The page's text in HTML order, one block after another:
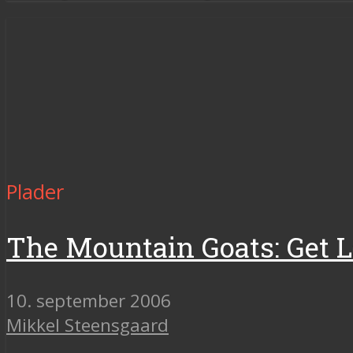
Plader
The Mountain Goats: Get
10. september 2006
Mikkel Steensgaard